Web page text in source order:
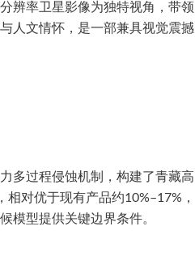
辨率卫星影像为独特视角，带领
人文情怀，是一部兼具视觉震撼
多过程侵蚀机制，构建了青藏高
对优于现有产品约10%–17%，
模型提供关键边界条件。